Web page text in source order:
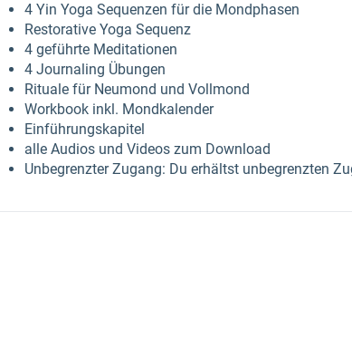
4 Yin Yoga Sequenzen für die Mondphasen
Restorative Yoga Sequenz
4 geführte Meditationen
4 Journaling Übungen
Rituale für Neumond und Vollmond
Workbook inkl. Mondkalender
Einführungskapitel
alle Audios und Videos zum Download
Unbegrenzter Zugang: Du erhältst unbegrenzten